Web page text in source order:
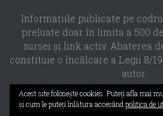
Informaţiile publicate pe
preluate doar în limita a 500
sursei şi link activ. Abaterea
constituie o încălcare a Legii 8/
autor.
Propulsat de - Designed with
Acest site foloseşte cookies. Puteţi afla mai
şi cum le puteţi înlătura accesând politica de